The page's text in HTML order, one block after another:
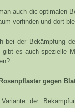
auch die optimalen
vorfinden und dort
bei der Bekämpfung
gibt es auch spezielle
gegen
Variante der